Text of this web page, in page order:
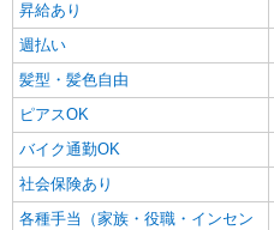
昇給あり
週払い
髪型・髪色自由
ピアスOK
バイク通勤OK
社会保険あり
各種手当（家族・役職・インセン